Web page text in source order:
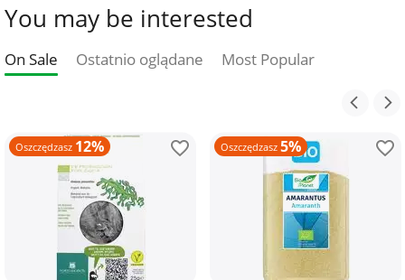
You may be interested
On Sale Ostatnio oglądane Most Popular
Oszczędzasz 12% Oszczędzasz 5%